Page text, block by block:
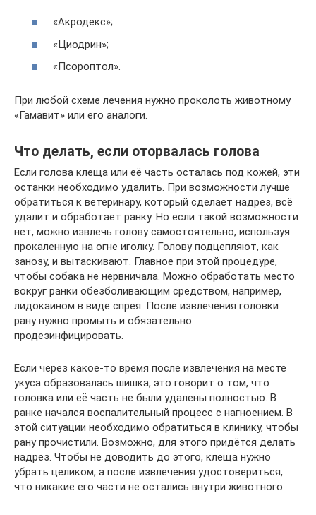
«Акродекс»;
«Циодрин»;
«Псороптол».
При любой схеме лечения нужно проколоть животному
«Гамавит» или его аналоги.
Что делать, если оторвалась голова
Если голова клеща или её часть осталась под кожей, эти
останки необходимо удалить. При возможности лучше
обратиться к ветеринару, который сделает надрез, всё
удалит и обработает ранку. Но если такой возможности
нет, можно извлечь голову самостоятельно, используя
прокаленную на огне иголку. Голову подцепляют, как
занозу, и вытаскивают. Главное при этой процедуре,
чтобы собака не нервничала. Можно обработать место
вокруг ранки обезболивающим средством, например,
лидокаином в виде спрея. После извлечения головки
рану нужно промыть и обязательно
продезинфицировать.
Если через какое-то время после извлечения на месте
укуса образовалась шишка, это говорит о том, что
головка или её часть не были удалены полностью. В
ранке начался воспалительный процесс с нагноением. В
этой ситуации необходимо обратиться в клинику, чтобы
рану прочистили. Возможно, для этого придётся делать
надрез. Чтобы не доводить до этого, клеща нужно
убрать целиком, а после извлечения удостовериться,
что никакие его части не остались внутри животного.